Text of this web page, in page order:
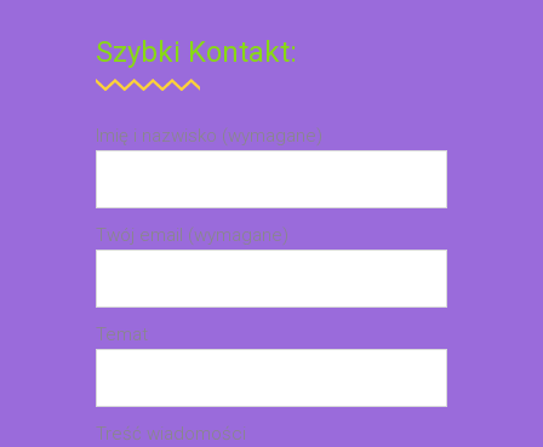
Szybki Kontakt:
Imię i nazwisko (wymagane)
Twój email (wymagane)
Temat
Treść wiadomości